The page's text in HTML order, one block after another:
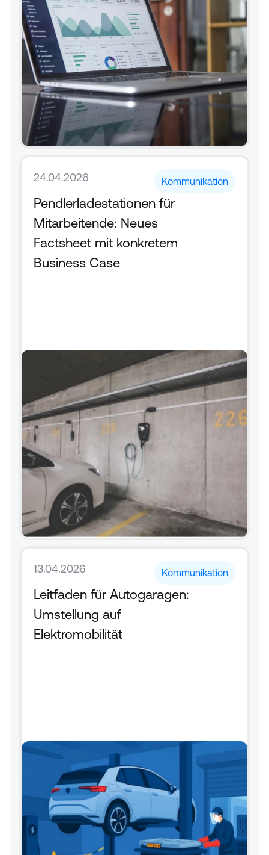
24.04.2026 Kommunikation
Pendlerladestationen für
Mitarbeitende: Neues
Factsheet mit konkretem
Business Case
13.04.2026 Kommunikation
Leitfaden für Autogaragen:
Umstellung auf
Elektromobilität